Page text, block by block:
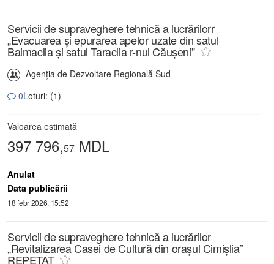
Servicii de supraveghere tehnică a lucrărilorr
„Evacuarea și epurarea apelor uzate din satul
Baimaclia și satul Taraclia r-nul Căușeni”
Agenția de Dezvoltare Regională Sud
0Loturi: (1)
Valoarea estimată
397 796,57 MDL
Anulat
Data publicării
18 febr 2026, 15:52
Servicii de supraveghere tehnică a lucrărilor
„Revitalizarea Casei de Cultură din orașul Cimișlia”
REPETAT